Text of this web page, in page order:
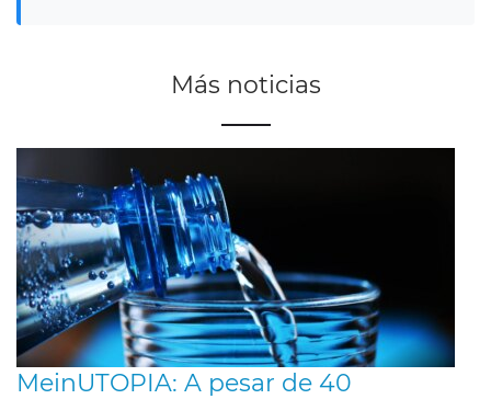
Más noticias
MeinUTOPIA: A pesar de 40